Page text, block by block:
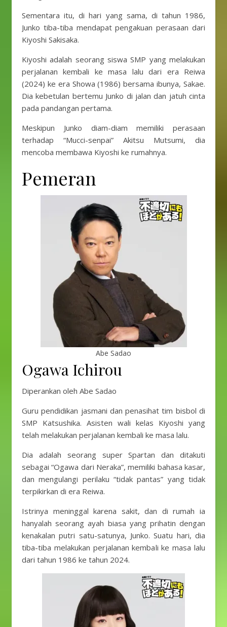
Sementara itu, di hari yang sama, di tahun 1986,
Junko tiba-tiba mendapat pengakuan perasaan dari
Kiyoshi Sakisaka.
Kiyoshi adalah seorang siswa SMP yang melakukan
perjalanan kembali ke masa lalu dari era Reiwa
(2024) ke era Showa (1986) bersama ibunya, Sakae.
Dia kebetulan bertemu Junko di jalan dan jatuh cinta
pada pandangan pertama.
Meskipun Junko diam-diam memiliki perasaan
terhadap “Mucci-senpai” Akitsu Mutsumi, dia
mencoba membawa Kiyoshi ke rumahnya.
Pemeran
Abe Sadao
Ogawa Ichirou
Diperankan oleh Abe Sadao
Guru pendidikan jasmani dan penasihat tim bisbol di
SMP Katsushika. Asisten wali kelas Kiyoshi yang
telah melakukan perjalanan kembali ke masa lalu.
Dia adalah seorang super Spartan dan ditakuti
sebagai “Ogawa dari Neraka”, memiliki bahasa kasar,
dan mengulangi perilaku “tidak pantas” yang tidak
terpikirkan di era Reiwa.
Istrinya meninggal karena sakit, dan di rumah ia
hanyalah seorang ayah biasa yang prihatin dengan
kenakalan putri satu-satunya, Junko. Suatu hari, dia
tiba-tiba melakukan perjalanan kembali ke masa lalu
dari tahun 1986 ke tahun 2024.